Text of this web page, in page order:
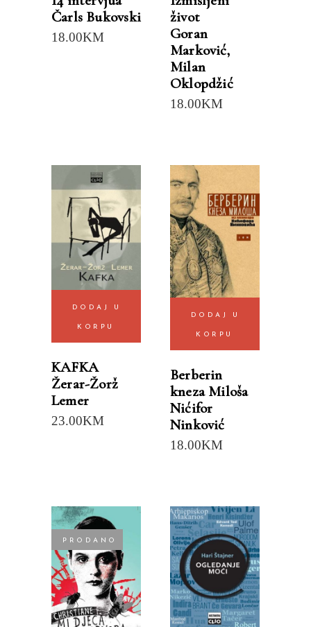
Čarls Bukovski
18.00KM
život
Goran
Marković,
Milan
Oklopdžić
18.00KM
DODAJ U
KORPU
KAFKA
Žerar-Žorž
Lemer
23.00KM
DODAJ U
KORPU
Berberin
kneza Miloša
Nićifor
Ninković
18.00KM
PRODANO